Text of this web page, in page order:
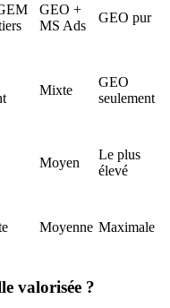
GEO +
MS Ads
GEO pur
Mixte
GEO
seulement
Moyen
Le plus
élevé
Moyenne Maximale
valorisée ?